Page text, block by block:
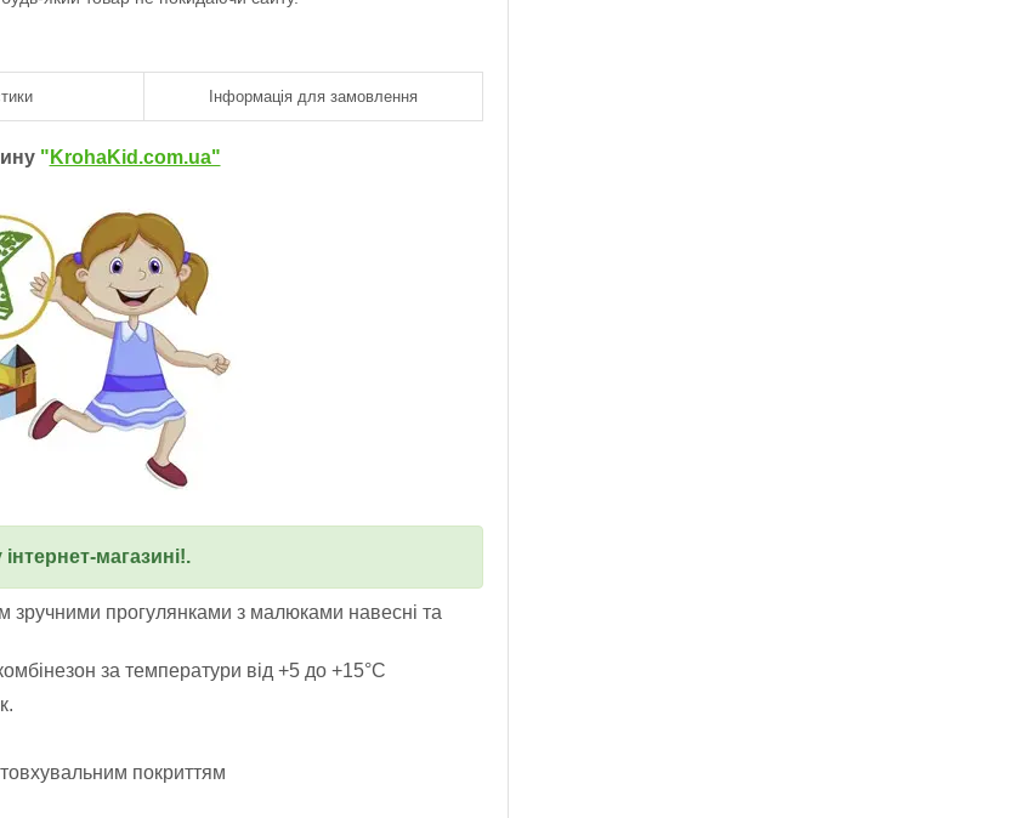
Інформація для замовлення
" KrohaKid.com.ua"
магазині!.
прогулянками з малюками навесні та
за температури від +5 до +15°C
покриттям